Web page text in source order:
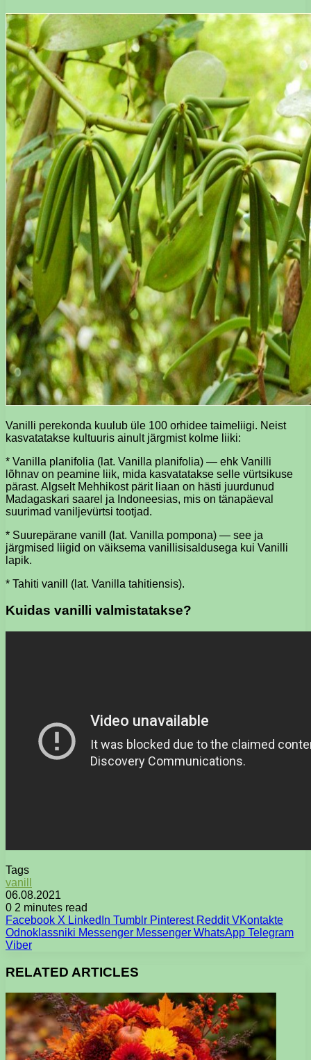
Vanilli perekonda kuulub üle 100 orhidee taimeliigi. Neist
kasvatatakse kultuuris ainult järgmist kolme liiki:
* Vanilla planifolia (lat. Vanilla planifolia) — ehk Vanilli
lõhnav on peamine liik, mida kasvatatakse selle vürtsikuse
pärast. Algselt Mehhikost pärit liaan on hästi juurdunud
Madagaskari saarel ja Indoneesias, mis on tänapäeval
suurimad vaniljevürtsi tootjad.
* Suurepärane vanill (lat. Vanilla pompona) — see ja
järgmised liigid on väiksema vanillisisaldusega kui Vanilli
lapik.
* Tahiti vanill (lat. Vanilla tahitiensis).
Kuidas vanilli valmistatakse?
Tags
vanill
06.08.2021
0 2 minutes read
Facebook X LinkedIn Tumblr Pinterest Reddit VKontakte
Odnoklassniki Messenger Messenger WhatsApp Telegram
Viber
RELATED ARTICLES